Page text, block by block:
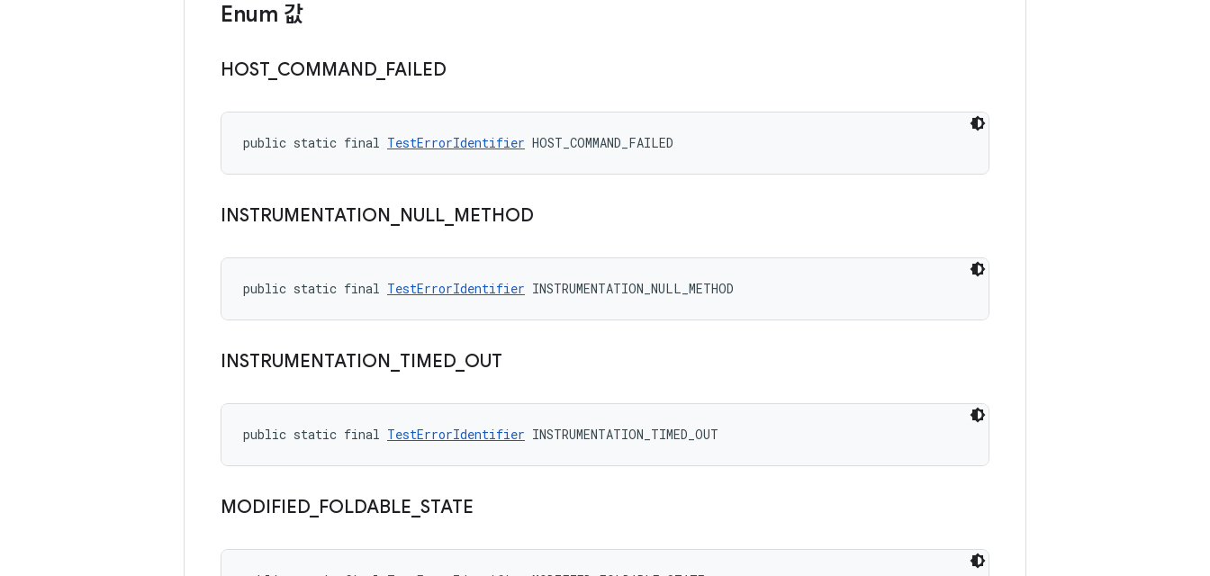
Enum 값
HOST_ COMMAND FAILED
public static final TestErrorIdentifier HOST_COMMAND_FAILED
INSTRUMENTATION NULL METHOD
public static final TestErrorIdentifier INSTRUMENTATION_NULL_METHOD
INSTRUMENTATION TIMED OUT
public static final TestErrorIdentifier INSTRUMENTATION_TIMED_OUT
MODIFIED FOLDABLE STATE